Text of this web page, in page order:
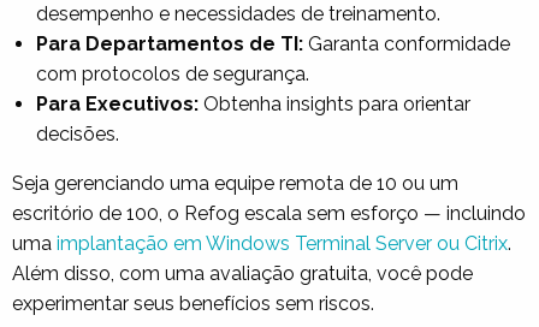
desempenho e necessidades de treinamento.
Para Departamentos de TI: Garanta conformidade
com protocolos de segurança.
Para Executivos: Obtenha insights para orientar
decisões.
Seja gerenciando uma equipe remota de 10 ou um
escritório de 100, o Refog escala sem esforço — incluindo
uma implantação em Windows Terminal Server ou Citrix.
Além disso, com uma avaliação gratuita, você pode
experimentar seus benefícios sem riscos.